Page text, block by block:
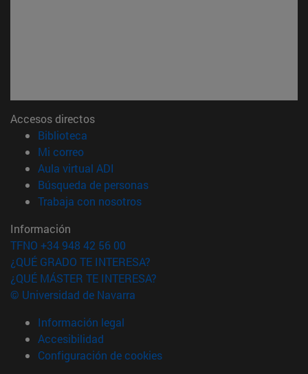
Accesos directos
Biblioteca
Mi correo(abre en nueva ventana)
Aula virtual ADI
Búsqueda de personas(abre en nueva ventana)
Trabaja con nosotros(abre en nueva ventana)
Información
TFNO +34 948 42 56 00
¿QUÉ GRADO TE INTERESA?
¿QUÉ MÁSTER TE INTERESA?
© Universidad de Navarra
Información legal
Accesibilidad
Configuración de cookies